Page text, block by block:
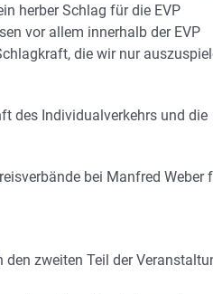
herber Schlag für die EVP
vor allem innerhalb der EVP
die wir nur
des Individualverkehrs und die
bei Manfred Weber
zweiten Teil der